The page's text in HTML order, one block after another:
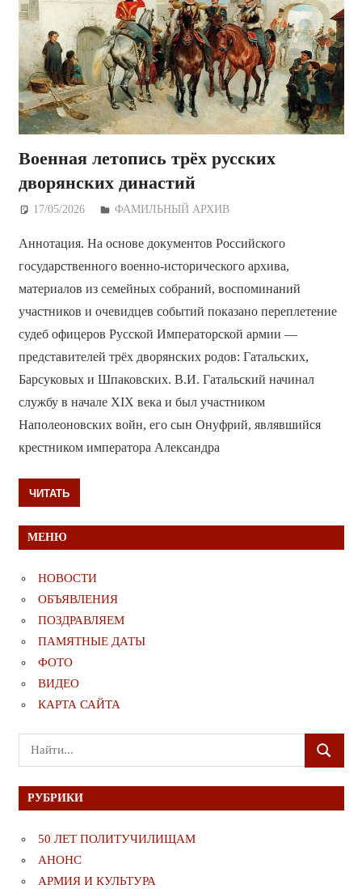
Военная летопись трёх русских
дворянских династий
17/05/2026 Дежурный по Редакции
ФАМИЛЬНЫЙ АРХИВ
Аннотация. На основе документов Российского
государственного военно-исторического архива,
материалов из семейных собраний, воспоминаний
участников и очевидцев событий показано переплетение
судеб офицеров Русской Императорской армии —
представителей трёх дворянских родов: Гатальских,
Барсуковых и Шпаковских. В.И. Гатальский начинал
службу в начале XIX века и был участником
Наполеоновских войн, его сын Онуфрий, являвшийся
крестником императора Александра
ЧИТАТЬ
МЕНЮ
НОВОСТИ
ОБЪЯВЛЕНИЯ
ПОЗДРАВЛЯЕМ
ПАМЯТНЫЕ ДАТЫ
ФОТО
ВИДЕО
КАРТА САЙТА
Поиск
для:
ПОИСК
РУБРИКИ
50 ЛЕТ ПОЛИТУЧИЛИЩАМ
АНОНС
АРМИЯ И КУЛЬТУРА